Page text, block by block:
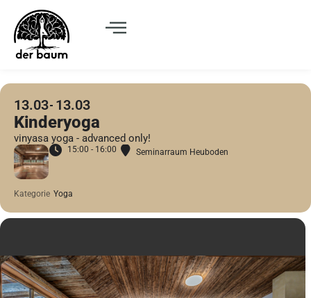
13.03 13.03
Kinderyoga
vinyasa yoga - advanced only!
15:00 - 16:00 Seminarraum Heuboden
Kategorie Yoga